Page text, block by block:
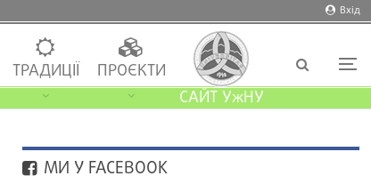
Вхід
ТРАДИЦІЇ
ПРОЄКТИ
САЙТ УжНУ
МИ У FACEBOOK